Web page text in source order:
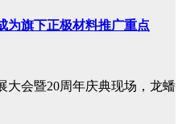
为旗下正极材料推广重点
大会暨20周年庆典现场，龙蟠